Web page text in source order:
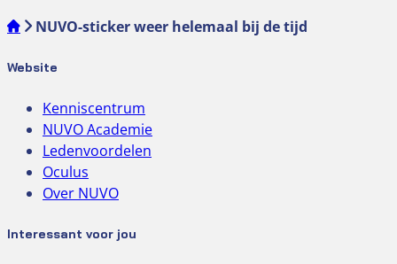
NUVO-sticker weer helemaal bij de tijd
Website
Kenniscentrum
NUVO Academie
Ledenvoordelen
Oculus
Over NUVO
Interessant voor jou